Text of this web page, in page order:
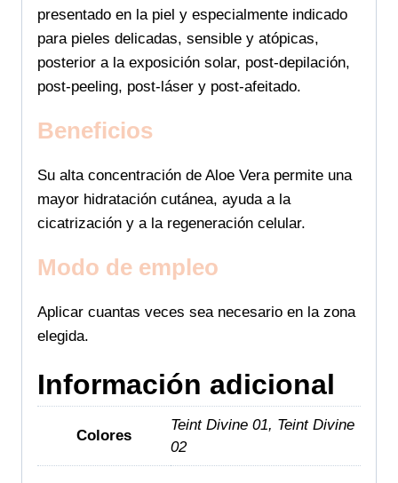
presentado en la piel y especialmente indicado
para pieles delicadas, sensible y atópicas,
posterior a la exposición solar, post-depilación,
post-peeling, post-láser y post-afeitado.
Beneficios
Su alta concentración de Aloe Vera permite una
mayor hidratación cutánea, ayuda a la
cicatrización y a la regeneración celular.
Modo de empleo
Aplicar cuantas veces sea necesario en la zona
elegida.
Información adicional
Colores
Teint Divine 01, Teint Divine
02